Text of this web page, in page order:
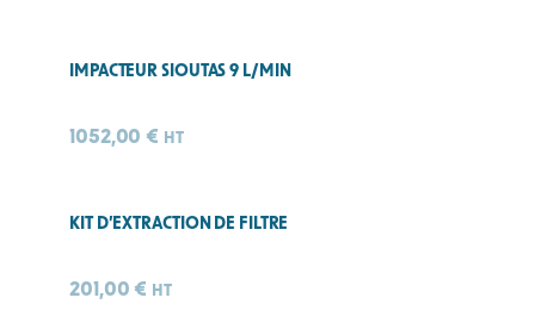
IMPACTEUR SIOUTAS 9 L/MIN
1052,00 € HT
KIT D’EXTRACTION DE FILTRE
201,00 € HT